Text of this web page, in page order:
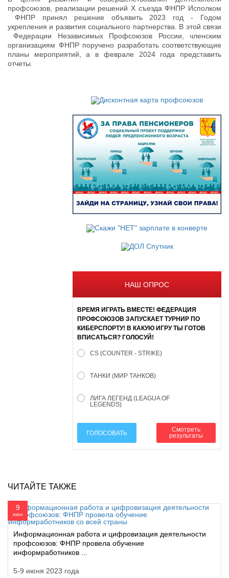
профсоюзов, реализации решений X съезда ФНПР Исполком
ФНПР принял решение объявить 2023 год - Годом
укрепления и развития социального партнерства. В этой связи
Федерации Независимых Профсоюзов России, членским
организациям ФНПР поручено разработать соответствующие
планы мероприятий, а в феврале 2024 года представить
отчеты.
НАШ ОПРОС
ВРЕМЯ ИГРАТЬ ВМЕСТЕ! ФЕДЕРАЦИЯ
ПРОФСОЮЗОВ ЗАПУСКАЕТ ТУРНИР ПО
КИБЕРСПОРТУ! В КАКУЮ ИГРУ ТЫ ГОТОВ
ВПИСАТЬСЯ? ГОЛОСУЙ!
CS (COUNTER - STRIKE)
ТАНКИ (МИР ТАНКОВ)
ЛИГА ЛЕГЕНД (LEAGUA OF
LEGENDS)
ГОЛОСОВАТЬ
Смотреть
результаты
ЧИТАЙТЕ ТАКЖЕ
9
июн
Информационная работа и цифровизация деятельности
профсоюзов: ФНПР провела обучение
информработников ...
5-9 июня 2023 года